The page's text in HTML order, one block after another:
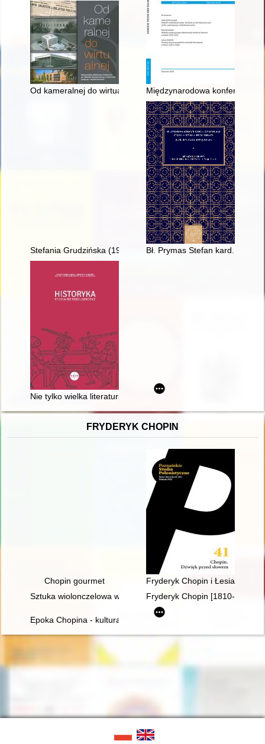
Od kameralnej do wirtualnej : Wojewódzka Biblioteka
Międzynarodowa konferencja
Stefania Grudzińska (1930-1997) : astrofizyk
Bł. Prymas Stefan kard.
Nie tylko wielka literatura = Not just great literature
FRYDERYK CHOPIN
Chopin gourmet
Fryderyk Chopin i Łesia
Sztuka wiolonczelowa w polskiej i rosyjskiej kulturze
Fryderyk Chopin [1810-1849]
Epoka Chopina - kultura romantyczna we Francji i w Polsce